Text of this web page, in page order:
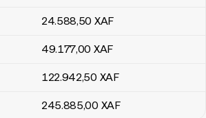
24.588,50 XAF
49.177,00 XAF
122.942,50 XAF
245.885,00 XAF